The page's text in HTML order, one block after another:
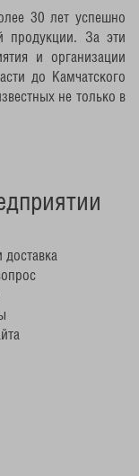
30 лет успешно
продукции. За эти
и организации
до Камчатского
не только в
доставка